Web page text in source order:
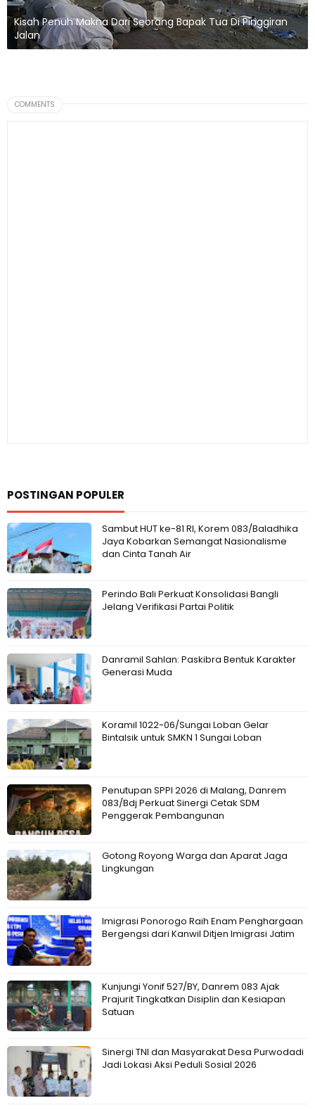
Kisah Penuh Makna Dari Seorang Bapak Tua Di Pinggiran
Jalan
COMMENTS
POSTINGAN POPULER
Sambut HUT ke-81 RI, Korem 083/Baladhika
Jaya Kobarkan Semangat Nasionalisme
dan Cinta Tanah Air
Perindo Bali Perkuat Konsolidasi Bangli
Jelang Verifikasi Partai Politik
Danramil Sahlan: Paskibra Bentuk Karakter
Generasi Muda
Koramil 1022-06/Sungai Loban Gelar
Bintalsik untuk SMKN 1 Sungai Loban
Penutupan SPPI 2026 di Malang, Danrem
083/Bdj Perkuat Sinergi Cetak SDM
Penggerak Pembangunan
Gotong Royong Warga dan Aparat Jaga
Lingkungan
Imigrasi Ponorogo Raih Enam Penghargaan
Bergengsi dari Kanwil Ditjen Imigrasi Jatim
Kunjungi Yonif 527/BY, Danrem 083 Ajak
Prajurit Tingkatkan Disiplin dan Kesiapan
Satuan
Sinergi TNI dan Masyarakat Desa Purwodadi
Jadi Lokasi Aksi Peduli Sosial 2026